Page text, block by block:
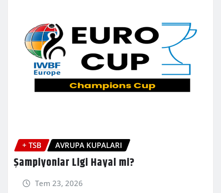
+ TSB AVRUPA KUPALARI
Şampiyonlar Ligi Hayal mi?
Tem 23, 2026